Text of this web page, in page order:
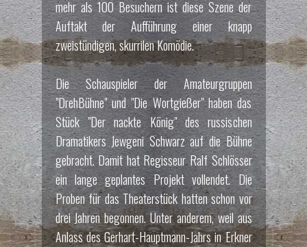
mehr als 100 Besuchern ist diese Szene der
Auftakt der Aufführung einer knapp
zweistündigen, skurrilen Komödie.
Die Schauspieler der Amateurgruppen
"DrehBühne" und "Die Wortgießer" haben das
Stück "Der nackte König" des russischen
Dramatikers Jewgeni Schwarz auf die Bühne
gebracht. Damit hat Regisseur Ralf Schlösser
ein lange geplantes Projekt vollendet. Die
Proben für das Theaterstück hatten schon vor
drei Jahren begonnen. Unter anderem, weil aus
Anlass des Gerhart-Hauptmann-Jahrs in Erkner